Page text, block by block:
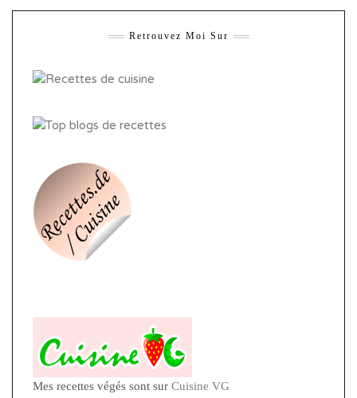
Retrouvez Moi Sur
Mes recettes végés sont sur Cuisine VG